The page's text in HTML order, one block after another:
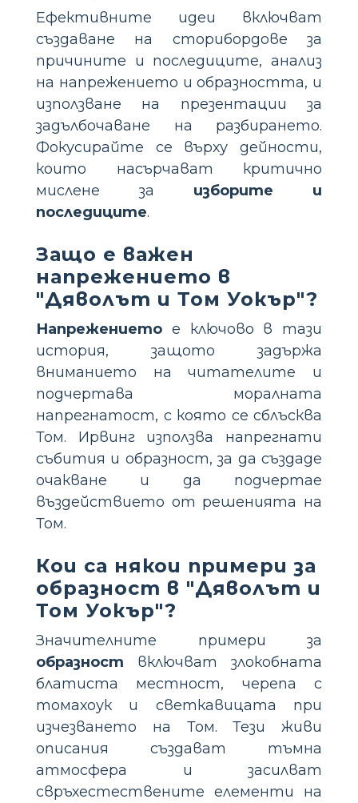
Ефективните идеи включват
създаване на сторибордове за
причините и последиците, анализ
на напрежението и образността, и
използване на презентации за
задълбочаване на разбирането.
Фокусирайте се върху дейности,
които насърчават критично
мислене за изборите и
последиците.
Защо е важен
напрежението в
"Дяволът и Том Уокър"?
Напрежението е ключово в тази
история, защото задържа
вниманието на читателите и
подчертава моралната
напрегнатост, с която се сблъсква
Том. Ирвинг използва напрегнати
събития и образност, за да създаде
очакване и да подчертае
въздействието от решенията на
Том.
Кои са някои примери за
образност в "Дяволът и
Том Уокър"?
Значителните примери за
образност включват злокобната
блатиста местност, черепа с
томахоук и светкавицата при
изчезването на Том. Тези живи
описания създават тъмна
атмосфера и засилват
свръхестествените елементи на